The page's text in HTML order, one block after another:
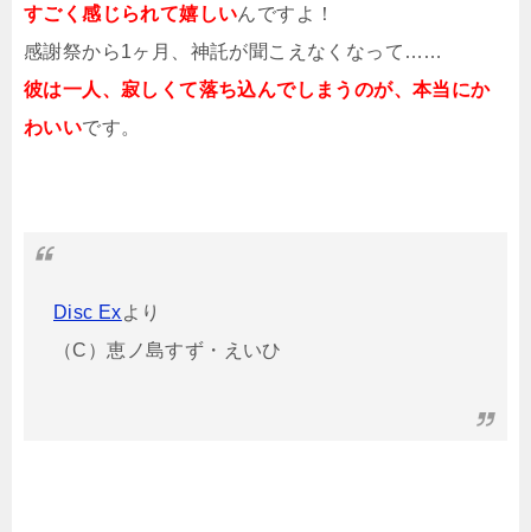
すごく感じられて嬉しいんですよ！
感謝祭から1ヶ月、神託が聞こえなくなって……
彼は一人、寂しくて落ち込んでしまうのが、本当にか
わいいです。
Disc Exより
（C）恵ノ島すず・えいひ